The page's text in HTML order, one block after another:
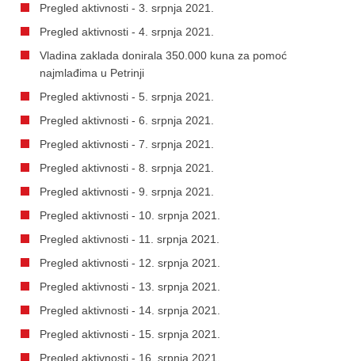
Pregled aktivnosti - 3. srpnja 2021.
Pregled aktivnosti - 4. srpnja 2021.
Vladina zaklada donirala 350.000 kuna za pomoć
najmlađima u Petrinji
Pregled aktivnosti - 5. srpnja 2021.
Pregled aktivnosti - 6. srpnja 2021.
Pregled aktivnosti - 7. srpnja 2021.
Pregled aktivnosti - 8. srpnja 2021.
Pregled aktivnosti - 9. srpnja 2021.
Pregled aktivnosti - 10. srpnja 2021.
Pregled aktivnosti - 11. srpnja 2021.
Pregled aktivnosti - 12. srpnja 2021.
Pregled aktivnosti - 13. srpnja 2021.
Pregled aktivnosti - 14. srpnja 2021.
Pregled aktivnosti - 15. srpnja 2021.
Pregled aktivnosti - 16. srpnja 2021.